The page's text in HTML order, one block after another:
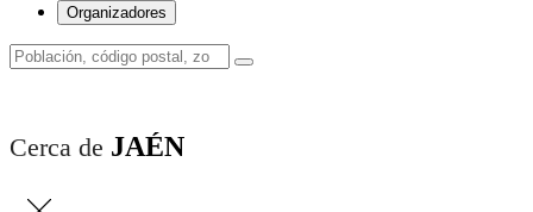
Organizadores
Cerca de JAÉN